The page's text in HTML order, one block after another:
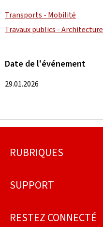
Transports - Mobilité
Travaux publics - Architecture
Date de l'événement
29.01.2026
Pied
page
RUBRIQUES
SUPPORT
RESTEZ CONNECTÉ